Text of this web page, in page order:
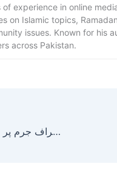
of experience in online
on Islamic topics,
issues. Known for his
across Pakistan.
سپریم کورٹ: اعتراف جرم پر عمر قید پانے والا 9 سال بعد بری